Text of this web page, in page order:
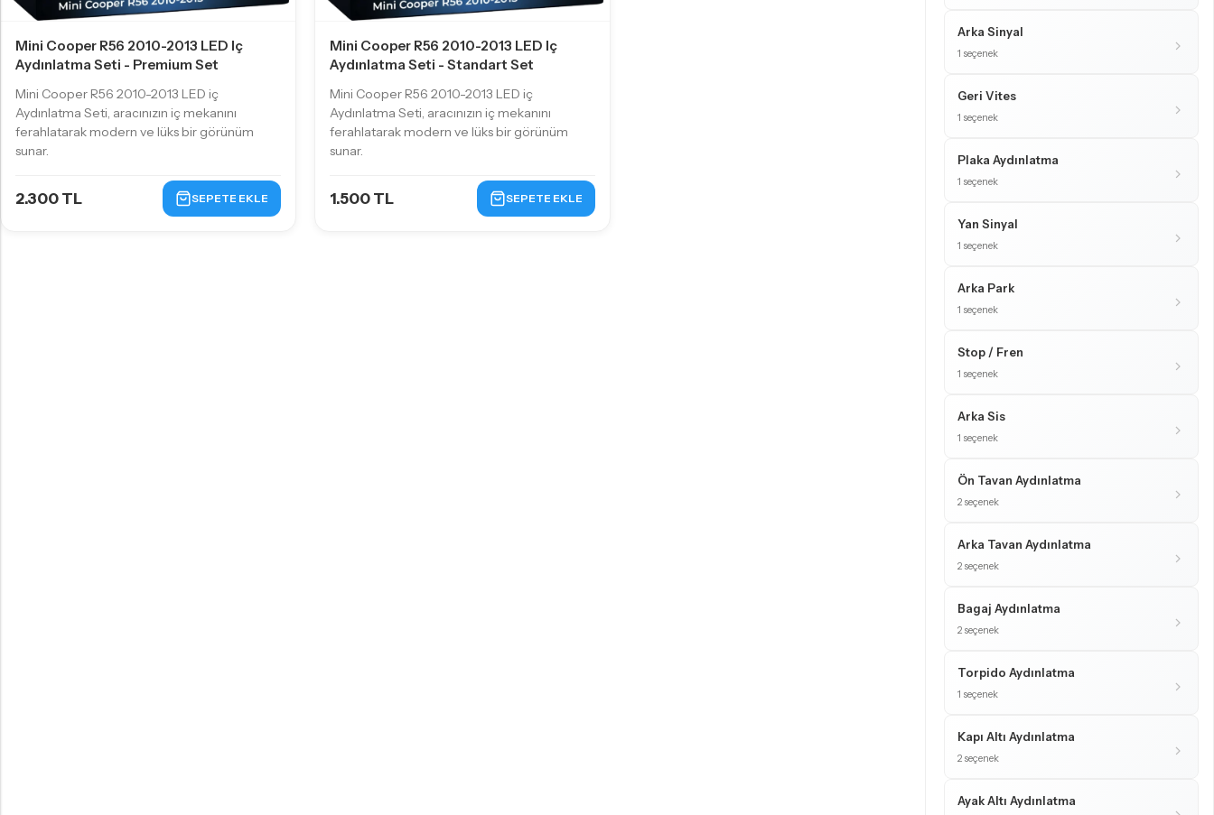
Mini Cooper R56 2010-2013 LED Iç
Aydınlatma Seti - Premium Set
Mini Cooper R56 2010-2013 LED iç
Aydınlatma Seti, aracınızın iç mekanını
ferahlatarak modern ve lüks bir görünüm
sunar.
2.300 TL SEPETE EKLE
Mini Cooper R56 2010-2013 LED Iç
Aydınlatma Seti - Standart Set
Mini Cooper R56 2010-2013 LED iç
Aydınlatma Seti, aracınızın iç mekanını
ferahlatarak modern ve lüks bir görünüm
sunar.
1.500 TL SEPETE EKLE
Arka Sinyal
1 seçenek
Geri Vites
1 seçenek
Plaka Aydınlatma
1 seçenek
Yan Sinyal
1 seçenek
Arka Park
1 seçenek
Stop / Fren
1 seçenek
Arka Sis
1 seçenek
Ön Tavan Aydınlatma
2 seçenek
Arka Tavan Aydınlatma
2 seçenek
Bagaj Aydınlatma
2 seçenek
Torpido Aydınlatma
1 seçenek
Kapı Altı Aydınlatma
2 seçenek
Ayak Altı Aydınlatma